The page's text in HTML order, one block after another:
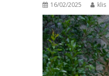
16/02/2025 klis